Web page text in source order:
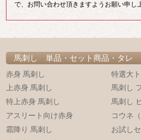
で、お問い合わせ頂きますようお願い申し
馬刺し 単品・セット商品・タレ
赤身 馬刺し
上赤身 馬刺し
特上赤身 馬刺し
アスリート向け赤身
霜降り 馬刺し
特選大
馬刺し
馬刺し
コウネ
お試し